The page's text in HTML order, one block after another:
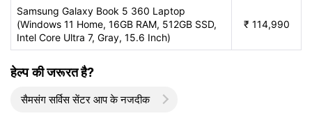
Samsung Galaxy Book 5 360 Laptop
(Windows 11 Home, 16GB RAM, 512GB SSD,
Intel Core Ultra 7, Gray, 15.6 Inch)
₹ 114,990
हेल्प की जरूरत है?
सैमसंग सर्विस सेंटर आप के नजदीक